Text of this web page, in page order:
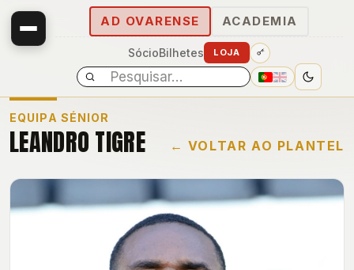
AD OVARENSE ACADEMIA
SócioBilhetes LOJA
EQUIPA SÉNIOR
LEANDRO TIGRE ← VOLTAR AO PLANTEL